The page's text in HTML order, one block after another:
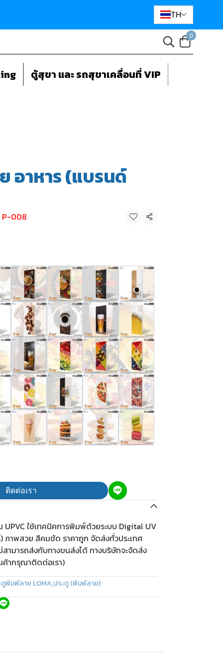
TH
0
ตู้สุขา และ รถสุขาเคลื่อนที่ VIP
อาหาร (แบรนด์
P-008 แชร์
ติดต่อเรา
UPVC ใช้เทคนิคการพิมพ์ด้วยระบบ Digital UV
ภาพสวย สีคมชัด ราคาถูก จัดส่งทั่วประเทศ
ามารถส่งกับทางขนส่งได้ ทางบริษัทจะจัดส่ง
ค้ากรุณาติดต่อเรา)
ตูพิมพ์ลาย LOMA,ประตู (พิมพ์ลาย)